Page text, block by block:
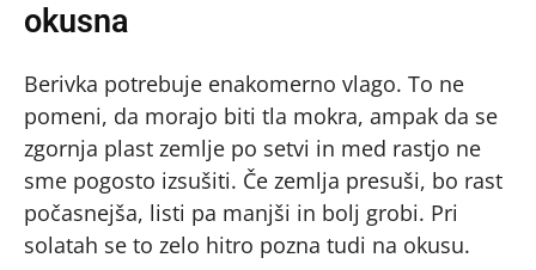
okusna
Berivka potrebuje enakomerno vlago. To ne
pomeni, da morajo biti tla mokra, ampak da se
zgornja plast zemlje po setvi in med rastjo ne
sme pogosto izsušiti. Če zemlja presuši, bo rast
počasnejša, listi pa manjši in bolj grobi. Pri
solatah se to zelo hitro pozna tudi na okusu.